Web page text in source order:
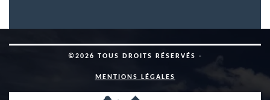
©2026 TOUS DROITS RÉSERVÉS -
MENTIONS LÉGALES